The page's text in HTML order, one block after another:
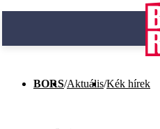
BORS/Aktuális/Kék hírek